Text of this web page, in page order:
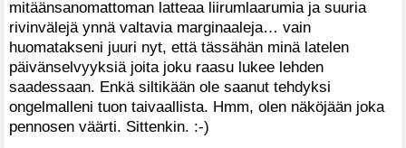
mitäänsanomattoman latteaa liirumlaarumia ja suuria
rivinvälejä ynnä valtavia marginaaleja… vain
huomatakseni juuri nyt, että tässähän minä latelen
päivänselvyyksiä joita joku raasu lukee lehden
saadessaan. Enkä siltikään ole saanut tehdyksi
ongelmalleni tuon taivaallista. Hmm, olen näköjään joka
pennosen väärti. Sittenkin. :-)